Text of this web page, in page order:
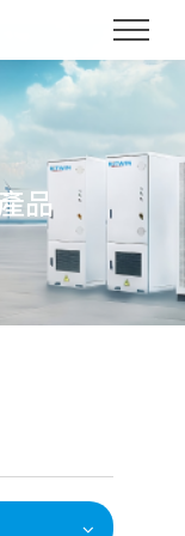
品